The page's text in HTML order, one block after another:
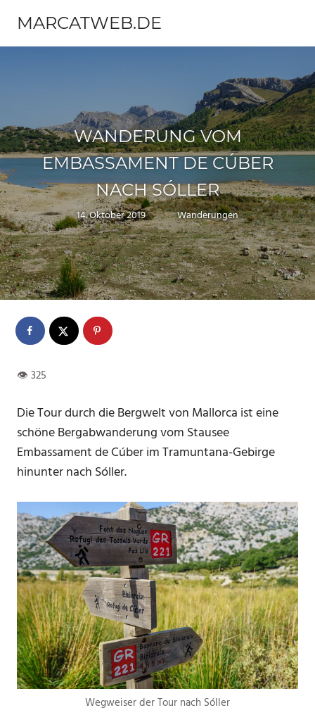
Inhalt
springen
MARCATWEB.DE
Fotografie
WANDERUNG VOM
EMBASSAMENT DE CÚBER
NACH SÓLLER
14. Oktober 2019 Marc
Wanderungen
Die Tour durch die Bergwelt von Mallorca ist eine
schöne Bergabwanderung vom Stausee
Embassament de Cúber im Tramuntana-Gebirge
hinunter nach Sóller.
Wegweiser der Tour nach Sóller